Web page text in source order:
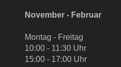
November - Februar
Montag - Freitag
10:00 - 11:30 Uhr
15:00 - 17:00 Uhr